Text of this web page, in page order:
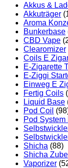
Akkus &
Akkuträger
Aroma
Bunkerbase
CBD Vape
Clearomizer
Coils E
E-Zigarette
E-Ziggi
Einweg E
Fertig Coils
Liquid Base
Pod Coil
Pod System
Shicha (88)
Shicha
Vaporizer